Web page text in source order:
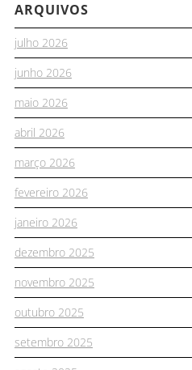
ARQUIVOS
julho 2026
junho 2026
maio 2026
abril 2026
março 2026
fevereiro 2026
janeiro 2026
dezembro 2025
novembro 2025
outubro 2025
setembro 2025